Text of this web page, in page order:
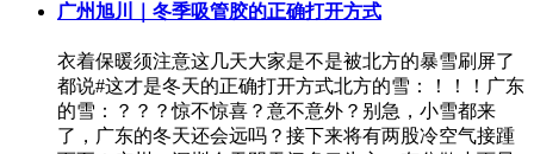
广州旭川｜冬季吸管胶的正确打开方式
衣着保暖须注意这几天大家是不是被北方的暴雪刷屏了
都说#这才是冬天的正确打开方式北方的雪：！！！广东
的雪：？？？惊不惊喜？意不意外？别急，小雪都来
了，广东的冬天还会远吗？接下来将有两股冷空气接踵